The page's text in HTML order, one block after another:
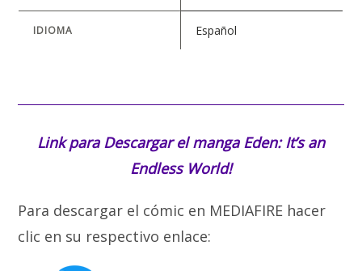
IDIOMA Español
Link para Descargar el manga Eden: It’s an
Endless World!
Para descargar el cómic en MEDIAFIRE hacer
clic en su respectivo enlace: